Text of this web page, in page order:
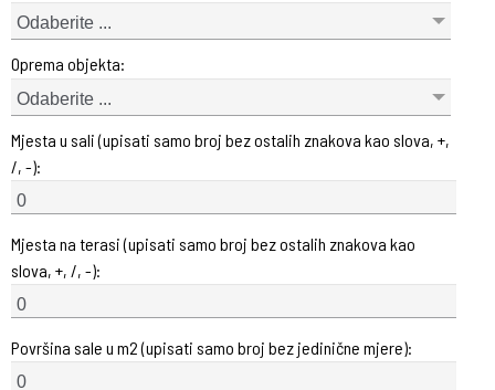
Odaberite ...
Oprema objekta:
Odaberite ...
Mjesta u sali (upisati samo broj bez ostalih znakova kao slova, +,
/, -):
Mjesta na terasi (upisati samo broj bez ostalih znakova kao
slova, +, /, -):
Površina sale u m2 (upisati samo broj bez jedinične mjere):